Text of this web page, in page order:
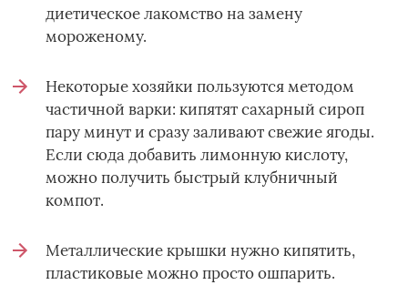
диетическое лакомство на замену
мороженому.
Некоторые хозяйки пользуются методом
частичной варки: кипятят сахарный сироп
пару минут и сразу заливают свежие ягоды.
Если сюда добавить лимонную кислоту,
можно получить быстрый клубничный
компот.
Металлические крышки нужно кипятить,
пластиковые можно просто ошпарить.